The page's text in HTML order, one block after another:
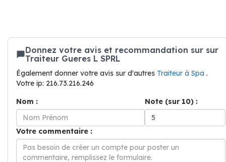
Donnez votre avis et recommandation sur sur
Traiteur Gueres L SPRL
Également donner votre avis sur d'autres Traiteur à Spa .
Votre ip: 216.73.216.246
Nom :
Note (sur 10) :
Votre commentaire :